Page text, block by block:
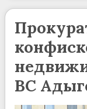
ВС